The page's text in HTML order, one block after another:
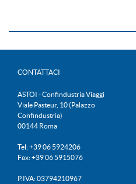
CONTATTACI
ASTOI - Confindustria Viaggi
Viale Pasteur, 10 (Palazzo
Confindustria)
00144 Roma
Tel: +39 06 5924206
Fax: +39 06 5915076
P.IVA: 03794210967